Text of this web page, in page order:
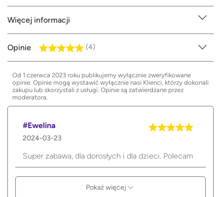
Więcej informacji
Opinie (4)
Od 1 czerwca 2023 roku publikujemy wyłącznie zweryfikowane
opinie. Opinie mogą wystawić wyłącznie nasi Klienci, którzy dokonali
zakupu lub skorzystali z usługi. Opinie są zatwierdzane przez
moderatora.
#Ewelina
2024-03-23
Super zabawa, dla dorosłych i dla dzieci. Polecam
Pokaż więcej